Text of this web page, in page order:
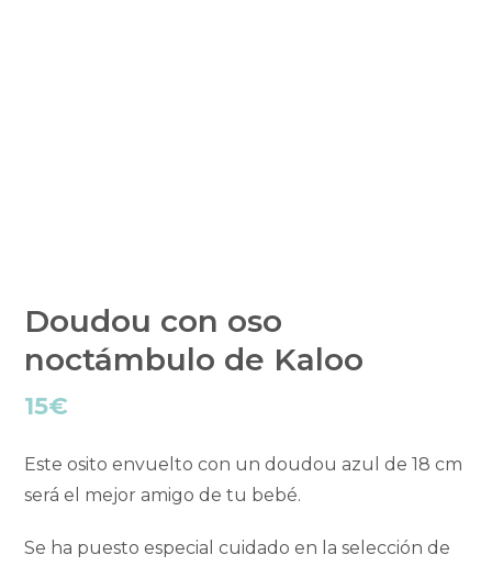
Doudou con oso
noctámbulo de Kaloo
15€
Este osito envuelto con un doudou azul de 18 cm
será el mejor amigo de tu bebé.
Se ha puesto especial cuidado en la selección de